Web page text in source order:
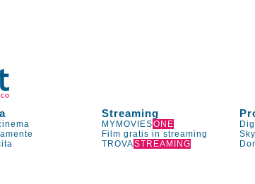
Streaming
MYMOVIESONE
Film gratis in streaming Sky
TROVASTREAMING